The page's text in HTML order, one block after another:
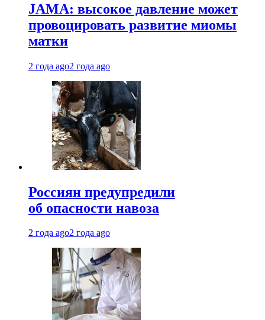
JAMA: высокое давление может
провоцировать развитие миомы
матки
2 года ago2 года ago
Россиян предупредили
об опасности навоза
2 года ago2 года ago